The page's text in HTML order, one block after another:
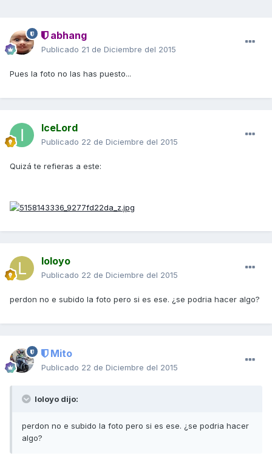
abhang
Publicado 21 de Diciembre del 2015
Pues la foto no las has puesto...
IceLord
Publicado 22 de Diciembre del 2015
Quizá te refieras a este:
loloyo
Publicado 22 de Diciembre del 2015
perdon no e subido la foto pero si es ese. ¿se podria hacer algo?
Mito
Publicado 22 de Diciembre del 2015
loloyo dijo:
perdon no e subido la foto pero si es ese. ¿se podria hacer
algo?